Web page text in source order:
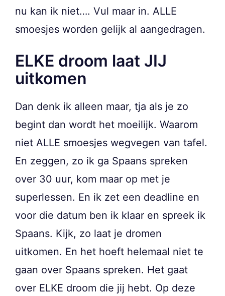
nu kan ik niet…. Vul maar in. ALLE
smoesjes worden gelijk al aangedragen.
ELKE droom laat JIJ
uitkomen
Dan denk ik alleen maar, tja als je zo
begint dan wordt het moeilijk. Waarom
niet ALLE smoesjes wegvegen van tafel.
En zeggen, zo ik ga Spaans spreken
over 30 uur, kom maar op met je
superlessen. En ik zet een deadline en
voor die datum ben ik klaar en spreek ik
Spaans. Kijk, zo laat je dromen
uitkomen. En het hoeft helemaal niet te
gaan over Spaans spreken. Het gaat
over ELKE droom die jij hebt. Op deze